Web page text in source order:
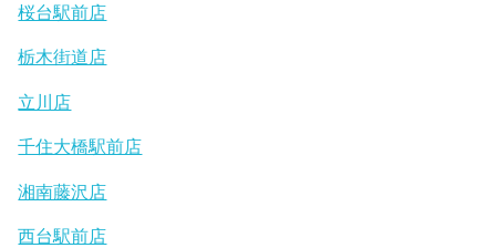
桜台駅前店
栃木街道店
立川店
千住大橋駅前店
湘南藤沢店
西台駅前店